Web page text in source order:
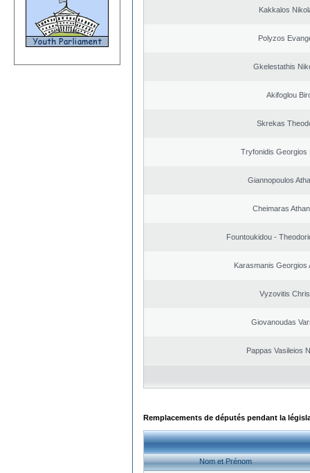
Kakkalos
Polyzos
Gkelestathis
Akifoglou
Skrekas
Tryfonidis Georgios
Giannopoulos
Cheimaras
Fountoukidou -
Karasmanis Georgios
Vyzovitis
Giovanoudas
Pappas Vasileios
Remplacements de députés pendant la
Nom et Prénom